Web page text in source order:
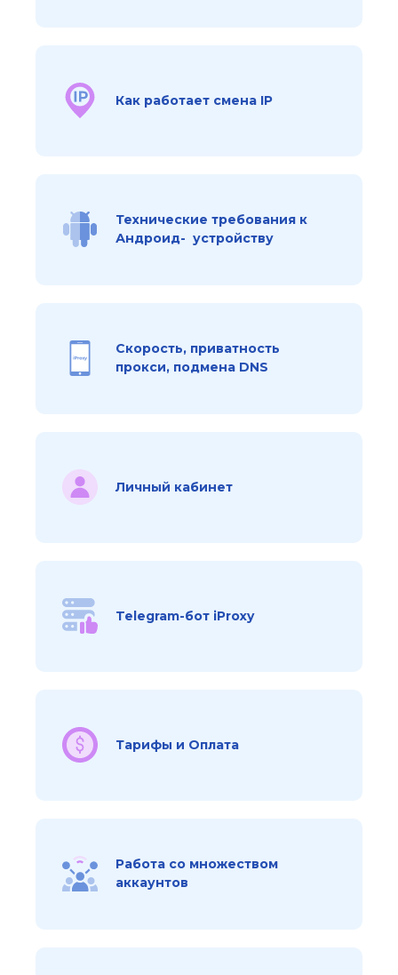
Как работает смена IP
Технические требования к
Андроид- устройству
Скорость, приватность
прокси, подмена DNS
Личный кабинет
Telegram-бот iProxy
Тарифы и Оплата
Работа со множеством
аккаунтов